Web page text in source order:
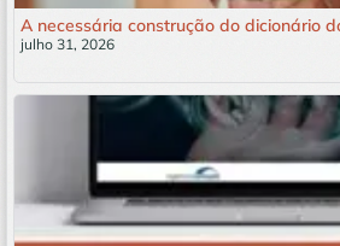
A necessária construção do dicionário
julho 31, 2026